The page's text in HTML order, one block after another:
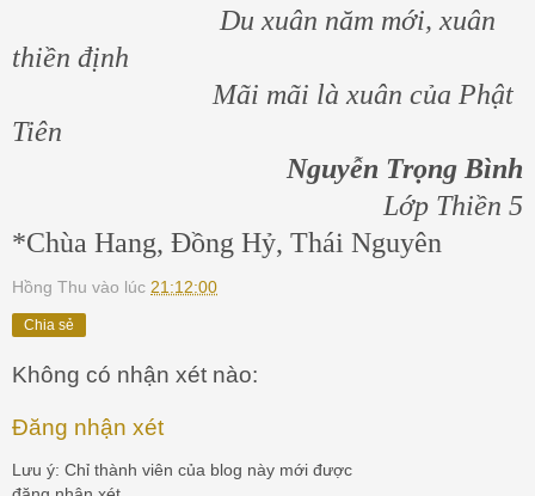
Du xuân năm mới, xuân
thiền định
Mãi mãi là xuân của Phật
Tiên
Nguyễn Trọng Bình
Lớp Thiền 5
*Chùa Hang, Đồng Hỷ, Thái Nguyên
Hồng Thu vào lúc 21:12:00
Chia sẻ
Không có nhận xét nào:
Đăng nhận xét
Lưu ý: Chỉ thành viên của blog này mới được